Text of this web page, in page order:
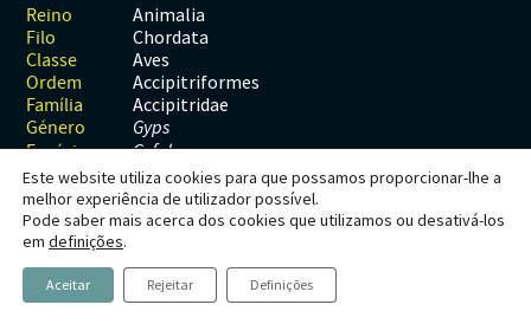
Reino
Animalia
Filo
Chordata
Classe
Aves
Ordem
Accipitriformes
Família
Accipitridae
Género
Gyps
Espécie G. fulvus
Gyps fulvus
Este website utiliza cookies para que possamos proporcionar-lhe a
melhor experiência de utilizador possível.
Pode saber mais acerca dos cookies que utilizamos ou desativá-los
em definições.
Aceitar Rejeitar Definições
Tunicados
Peixes
Répteis